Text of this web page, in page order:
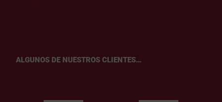
ALGUNOS DE NUESTROS CLIENTES…